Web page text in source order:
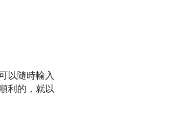
以隨時輸入
利的，就以